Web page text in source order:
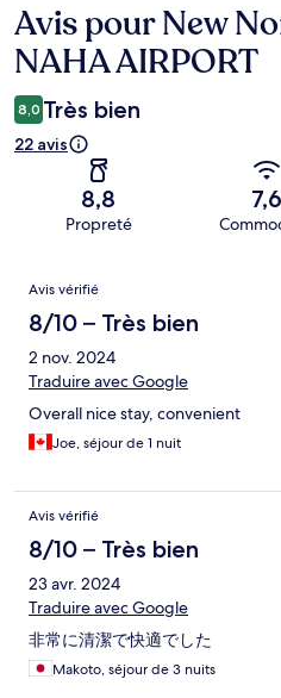
Avis
Avis pour New
NAHA AIRPORT
8,0 Très bien
22 avis
8,8
Propreté
7,6
Avis
Avis vérifié
8/10 – Très bien
2 nov. 2024
Traduire avec Google
Overall nice stay, convenient
Joe, séjour de 1 nuit
Avis vérifié
8/10 – Très bien
23 avr. 2024
Traduire avec Google
非常に清潔で快適でした
Makoto, séjour de 3 nuits